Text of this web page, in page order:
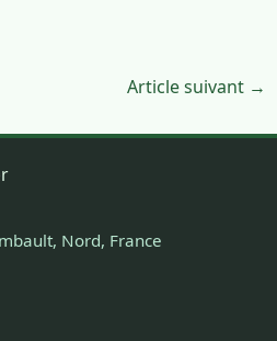
Article suivant →
Nord, France